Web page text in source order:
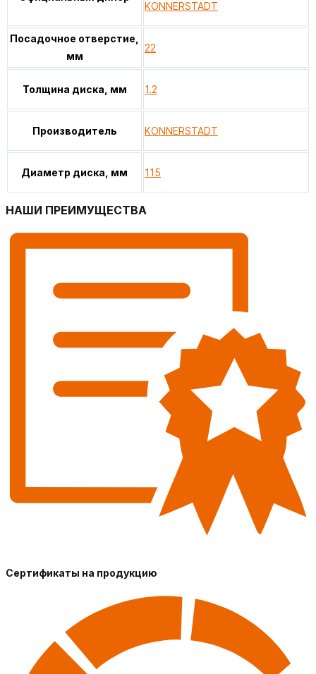
KONNERSTADT
Посадочное отверстие,
мм
22
Толщина диска, мм 1.2
Производитель KONNERSTADT
Диаметр диска, мм 115
НАШИ ПРЕИМУЩЕСТВА
Сертификаты на продукцию